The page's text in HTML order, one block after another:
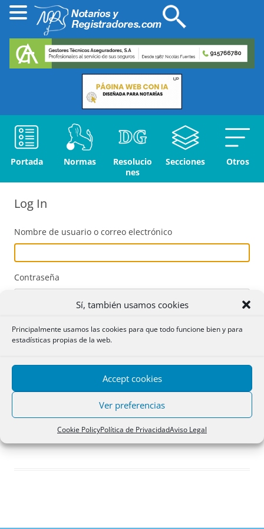
Sí, también usamos cookies
Principalmente usamos las cookies para que todo funcione bien y para
estadísticas propias de la web.
Accept cookies
Ver preferencias
Cookie PolicyPolítica de PrivacidadAviso Legal
Portada Normas
Resolucio
nes
Secciones Otros
Log In
Nombre de usuario o correo electrónico
Contraseña
Acceder
Registro
¿Has olvidado tu contraseña?